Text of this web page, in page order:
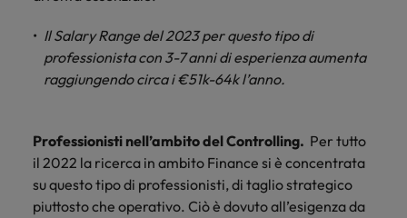
Il Salary Range del 2023 per questo tipo di
professionista con 3-7 anni di esperienza aumenta
raggiungendo circa i €51k-64k l’anno.
Professionisti nell’ambito del Controlling. Per tutto
il 2022 la ricerca in ambito Finance si è concentrata
su questo tipo di professionisti, di taglio strategico
piuttosto che operativo. Ciò è dovuto all’esigenza da